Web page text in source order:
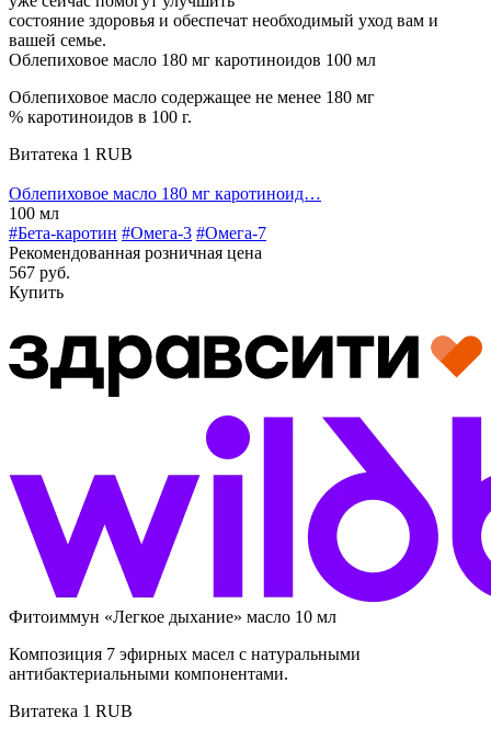
состояние здоровья и обеспечат необходимый уход вам и
вашей семье.
Облепиховое масло 180 мг каротиноидов 100 мл
Облепиховое масло содержащее не менее 180 мг
% каротиноидов в 100 г.
Витатека 1 RUB
Облепиховое масло 180 мг каротиноид…
100 мл
#Бета-каротин #Омега-3 #Омега-7
Рекомендованная розничная цена
567 руб.
Купить
Фитоиммун «Легкое дыхание» масло 10 мл
Композиция 7 эфирных масел с натуральными
антибактериальными компонентами.
Витатека 1 RUB